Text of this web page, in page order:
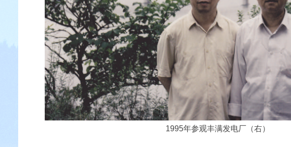
1995年参观丰满发电厂（右）